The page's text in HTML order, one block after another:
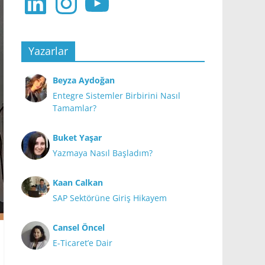
Yazarlar
Beyza Aydoğan
Entegre Sistemler Birbirini Nasıl
Tamamlar?
Buket Yaşar
Yazmaya Nasıl Başladım?
Kaan Calkan
SAP Sektörüne Giriş Hikayem
Cansel Öncel
E-Ticaret’e Dair